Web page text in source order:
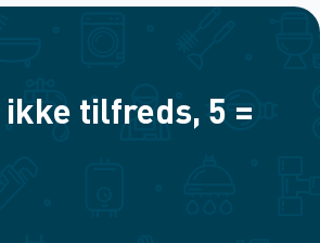
tilfreds, 5 =